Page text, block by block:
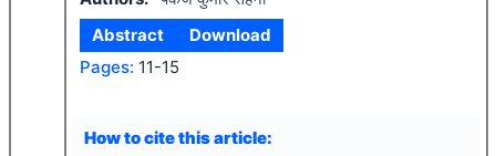
Abstract
Download
Pages: 11-15
How to cite this article: